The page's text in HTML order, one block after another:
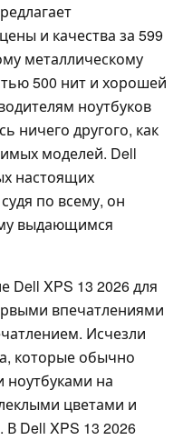
и качества за 599
металлическому
500 нит и хорошей
ноутбуков
ничего другого, как
моделей. Dell
настоящих
по всему, он
выдающимся
XPS 13 2026 для
впечатлениями
Исчезли
которые обычно
ноутбуками на
цветами и
В Dell XPS 13 2026